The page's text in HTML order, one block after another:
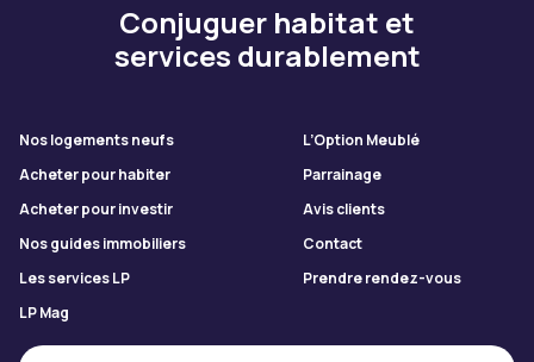
Conjuguer habitat et
services durablement
Nos logements neufs
L’Option Meublé
Acheter pour habiter
Parrainage
Acheter pour investir
Avis clients
Nos guides immobiliers
Contact
Les services LP
Prendre rendez-vous
LP Mag